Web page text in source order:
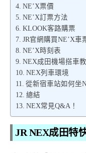
NE’X票價
NE’X訂票方法
KLOOK客路購票
JR官網購買NE’X車
NE’X時刻表
NEX成田機場搭車
NEX列車環境
從新宿車站如何坐
總結
NEX常見Q&A！
JR NEX成田特